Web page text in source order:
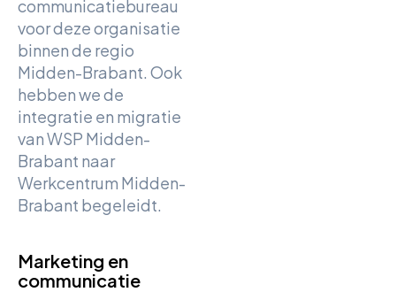
communicatiebureau
voor deze organisatie
binnen de regio
Midden-Brabant. Ook
hebben we de
integratie en migratie
van WSP Midden-
Brabant naar
Werkcentrum Midden-
Brabant begeleidt.
Marketing en
communicatie